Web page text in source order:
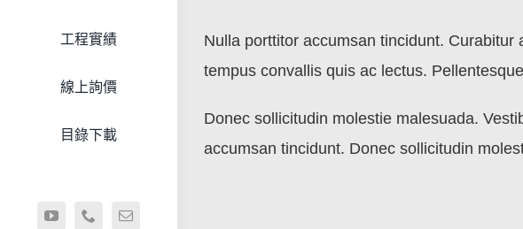
工程實績
線上詢價
目錄下載
Nulla porttitor accumsan tincidunt.
tempus convallis quis ac lectus.
Donec sollicitudin molestie malesuada.
accumsan tincidunt. Donec sollicitudin